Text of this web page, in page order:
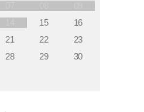
15
16
21 22
23
28 29
30